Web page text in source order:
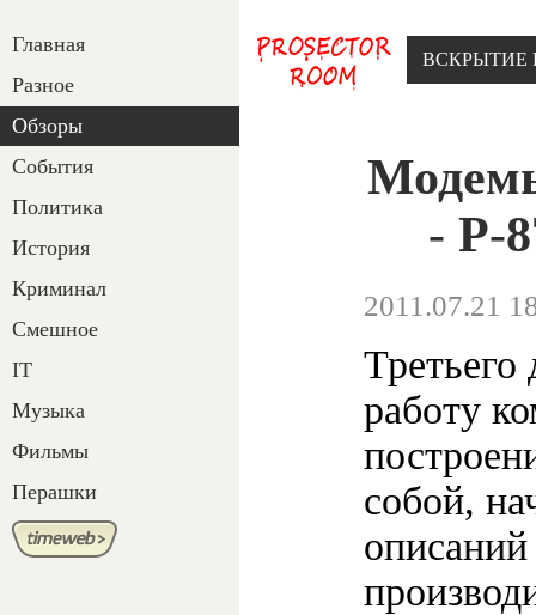
Главная
Разное
Обзоры
События
Политика
История
Криминал
Смешное
IT
Музыка
Фильмы
Перашки
ВСКРЫТИЕ
- P-
2011.07.21
работу
собой,